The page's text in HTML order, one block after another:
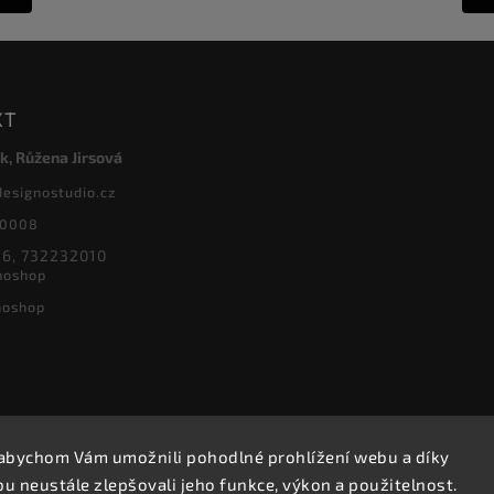
Vám umožnili pohodlné prohlížení webu a díky
neustále zlepšovali jeho funkce, výkon a použitelnost.
Růžena Jirsová
732232010
Copyright 2026Designoshop. Všechna práva vyhrazena.
Upravit nastavení cookies